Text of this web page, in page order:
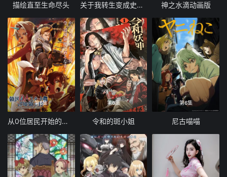
描绘直至生命尽头 关于我转生变成史莱姆这档事第四季 神之水滴动画版
第6集
从0位居民开始的边境领主大人
第6集
令和的斑小姐
第6集
尼古喵喵